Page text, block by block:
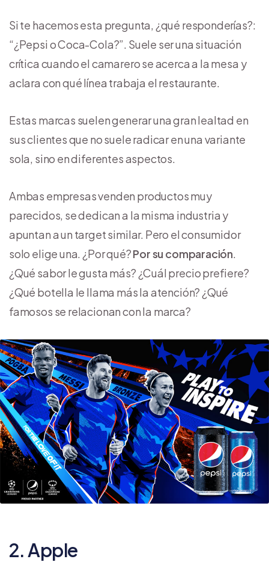
Si te hacemos esta pregunta, ¿qué responderías?:
“¿Pepsi o Coca-Cola?”. Suele ser una situación
crítica cuando el camarero se acerca a la mesa y
aclara con qué línea trabaja el restaurante.
Estas marcas suelen generar una gran lealtad en
sus clientes que no suele radicar en una variante
sola, sino en diferentes aspectos.
Ambas empresas venden productos muy
parecidos, se dedican a la misma industria y
apuntan a un target similar. Pero el consumidor
solo elige una. ¿Por qué?Por su comparación.
¿Qué sabor le gusta más? ¿Cuál precio prefiere?
¿Qué botella le llama más la atención? ¿Qué
famosos se relacionan con la marca?
2. Apple